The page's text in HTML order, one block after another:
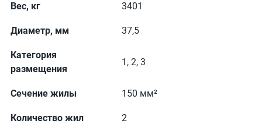
Вес, кг 3401
Диаметр, мм 37,5
Категория
размещения
1, 2, 3
Сечение жилы 150 мм²
Количество жил 2